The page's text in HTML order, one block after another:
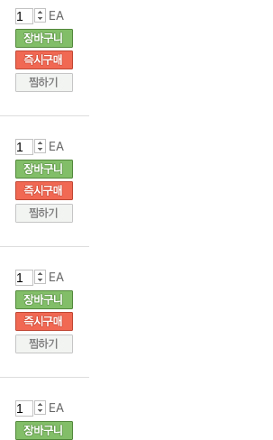
EA
EA
EA
EA